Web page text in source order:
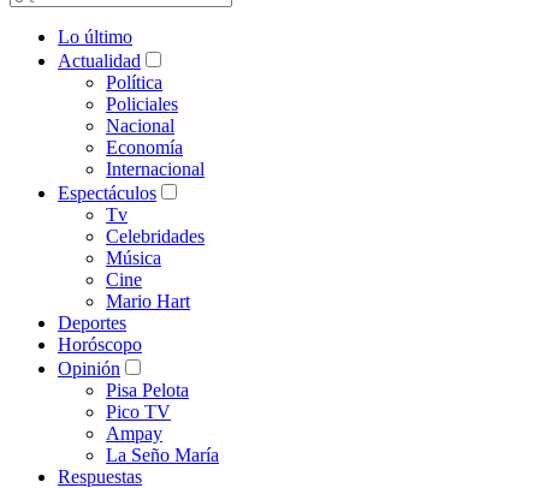
Lo último
Actualidad
Política
Policiales
Nacional
Economía
Internacional
Espectáculos
Tv
Celebridades
Música
Cine
Mario Hart
Deportes
Horóscopo
Opinión
Pisa Pelota
Pico TV
Ampay
La Seño María
Respuestas